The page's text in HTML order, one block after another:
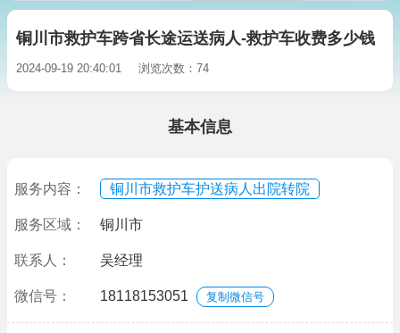
铜川市救护车跨省长途运送病人-救护车收费多少钱
2024-09-19 20:40:01 浏览次数：74
基本信息
服务内容： 铜川市救护车护送病人出院转院
服务区域： 铜川市
联系人： 吴经理
微信号： 18118153051 复制微信号